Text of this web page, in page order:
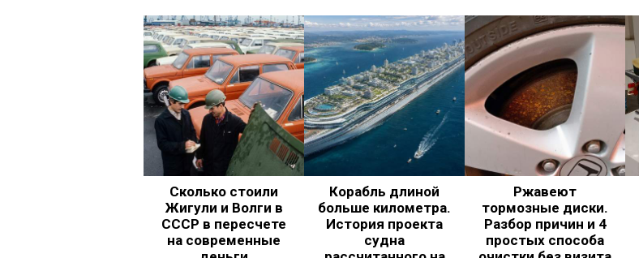
Сколько стоили
Жигули и Волги в
СССР в пересчете
на современные
Корабль длиной
больше километра.
История проекта
судна
Ржавеют
тормозные диски.
Разбор причин и 4
простых способа